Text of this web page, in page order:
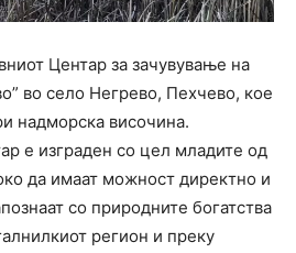
Центар за зачувување на
во село Негрево, Пехчево, кое
надморска височина.
е изграден со цел младите од
да имаат можност директно и
со природните богатства
регион и преку